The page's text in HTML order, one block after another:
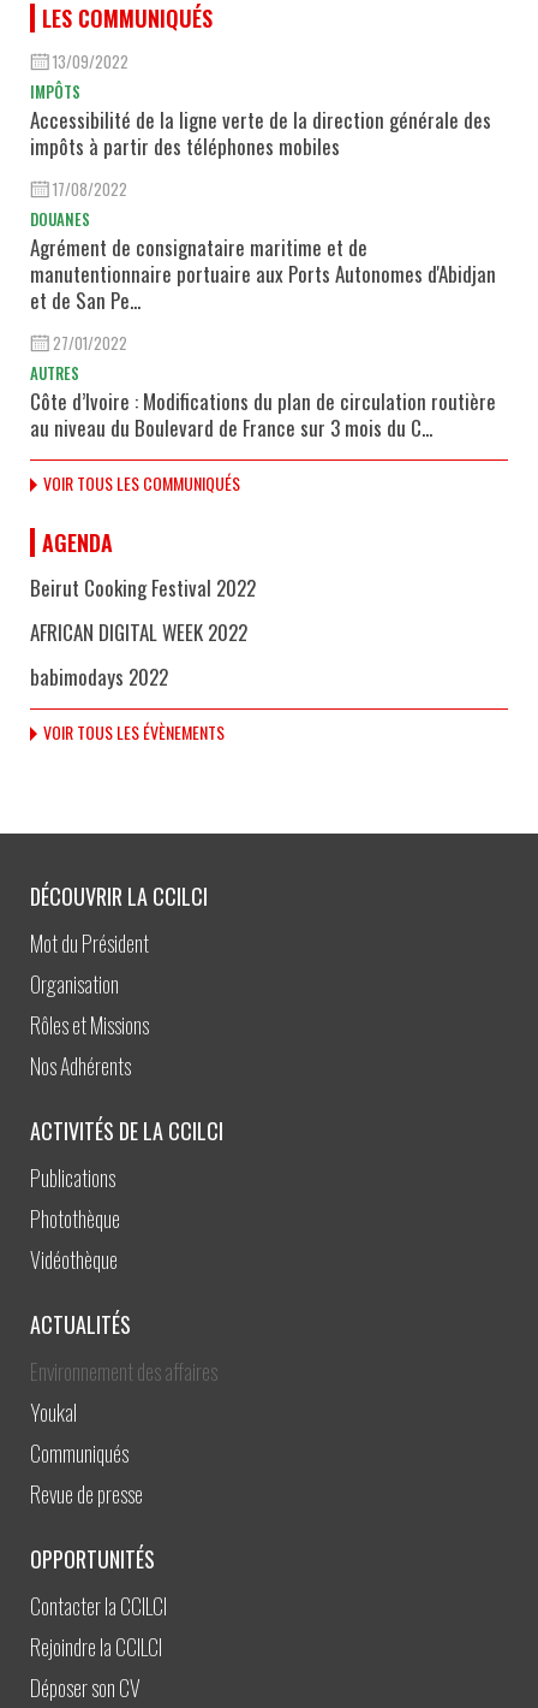
LES COMMUNIQUÉS
13/09/2022
IMPÔTS
Accessibilité de la ligne verte de la direction générale des
impôts à partir des téléphones mobiles
17/08/2022
DOUANES
Agrément de consignataire maritime et de
manutentionnaire portuaire aux Ports Autonomes d'Abidjan
et de San Pe...
27/01/2022
AUTRES
Côte d’Ivoire : Modifications du plan de circulation routière
au niveau du Boulevard de France sur 3 mois du C...
VOIR TOUS LES COMMUNIQUÉS
AGENDA
Beirut Cooking Festival 2022
AFRICAN DIGITAL WEEK 2022
babimodays 2022
VOIR TOUS LES ÉVÈNEMENTS
DÉCOUVRIR LA CCILCI
Mot du Président
Organisation
Rôles et Missions
Nos Adhérents
ACTIVITÉS DE LA CCILCI
Publications
Photothèque
Vidéothèque
ACTUALITÉS
Environnement des affaires
Youkal
Communiqués
Revue de presse
OPPORTUNITÉS
Contacter la CCILCI
Rejoindre la CCILCI
Déposer son CV